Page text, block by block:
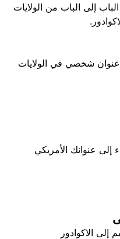
إلى الباب من الولايات
عنوان شخصي في الولايات
إلى عنوانك الأمريكي
إلى الاكوادور